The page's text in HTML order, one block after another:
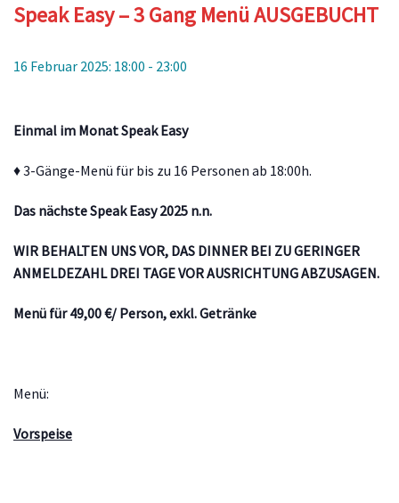
Speak Easy – 3 Gang Menü AUSGEBUCHT
16 Februar 2025: 18:00 - 23:00
Einmal im Monat Speak Easy
♦ 3-Gänge-Menü für bis zu 16 Personen ab 18:00h.
Das nächste Speak Easy 2025 n.n.
WIR BEHALTEN UNS VOR, DAS DINNER BEI ZU GERINGER
ANMELDEZAHL DREI TAGE VOR AUSRICHTUNG ABZUSAGEN.
Menü für 49,00 €/ Person, exkl. Getränke
Menü:
Vorspeise